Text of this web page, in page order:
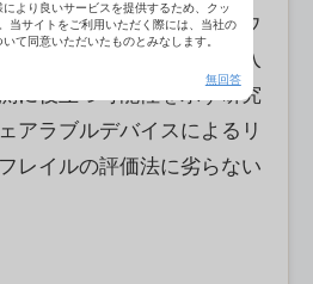
ンターは、手首装着型のウ
中高年のフレイルによる入
に役立つ可能性を示す研究
アラブルデバイスによるリ
レイルの評価法に劣らない
より良いサービスを提供するため、クッ
当サイトをご利用いただく際には、当社の
て同意いただいたものとみなします。
無回答